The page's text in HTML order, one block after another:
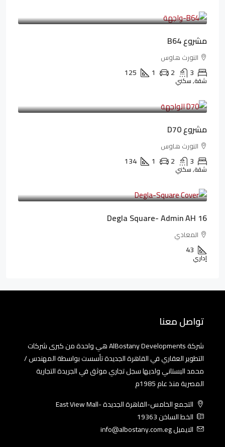
مشروع B64
النورث هاوس
3
2
1
125
شقة, سكني
3,510,800LE
مشروع D70
النورث هاوس
3
2
1
134
شقة, سكني
3,010,000LE
Degla Square- Admin AH 16
المعادي
43
إداري
تواصل معنا
شركة AlBostany Developments هي واحدة من كبرى شركات
التطوير العقاري في القاهرة الجديدة تأسست بواسطة المهندس /
محمد البستاني ولديها سجل تجاري موثق في الجريدة التجارية
المصرية منذ عام 1985م
التجمع الخامس-القاهرة الجديدة -East View Mall
الخط الساخن 19363
الايميل info@albostany.com.eg